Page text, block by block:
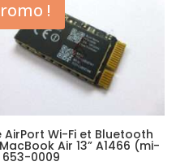
!
AirPort Wi-Fi et Bluetooth
Air 13” A1466 (mi-
653-0009